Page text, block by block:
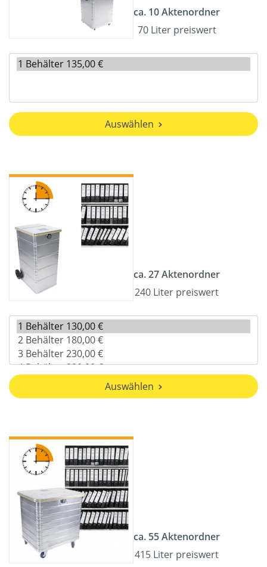
ca. 10 Aktenordner
70 Liter preiswert
Auswählen
ca. 27 Aktenordner
240 Liter preiswert
Auswählen
ca. 55 Aktenordner
415 Liter preiswert